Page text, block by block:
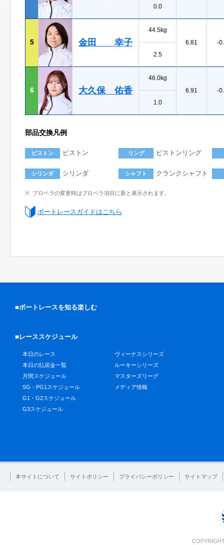
0.0
5 金田 幸子
44.5kg
6.81
-
2.5
6 大久保 佑香
46.0kg
6.91
-
1.0
部品交換凡例
ピストン ピストン リング ピストンリング
シリンダ シリンダ シャフト クランクシャフト
プロペラの変更時はプロペラ項目に新と表示されます。
ボートレースガイドはこちら
■ボートレースを知る楽しむ
■レーススケジュール
本日のレース
本日の払戻金一覧
月間スケジュール
SG・PG1スケジュール
G1・G2スケジュール
G3スケジュール
ヴィーナスシリーズ
ルーキーシリーズ
マスターズリーグ
メディア情報
本サイトについて サイトポリシー プライバシーポリシー サイトマップ